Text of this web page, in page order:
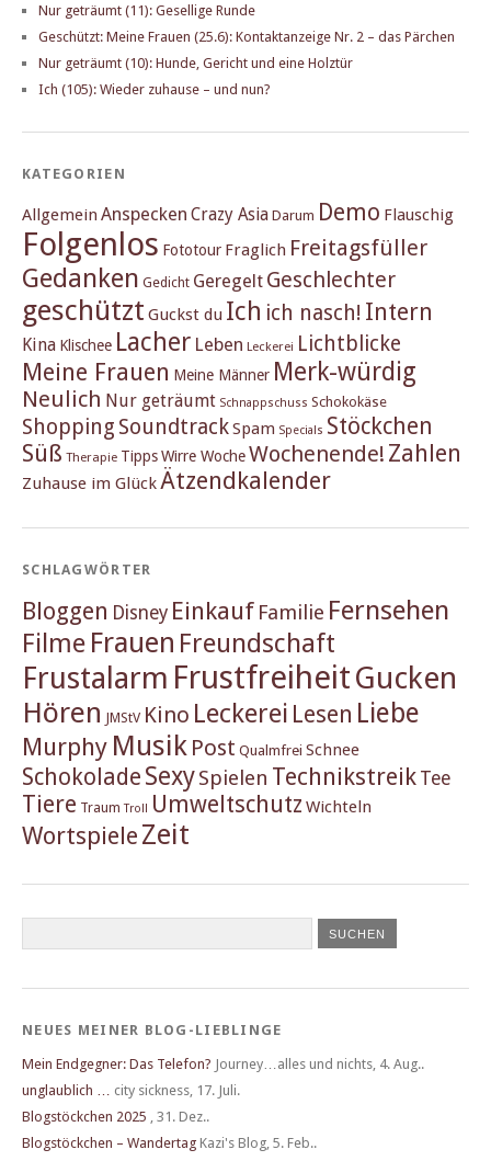
Nur geträumt (11): Gesellige Runde
Geschützt: Meine Frauen (25.6): Kontaktanzeige Nr. 2 – das Pärchen
Nur geträumt (10): Hunde, Gericht und eine Holztür
Ich (105): Wieder zuhause – und nun?
KATEGORIEN
Allgemein Anspecken Crazy Asia Darum Demo Flauschig
Folgenlos Fototour Fraglich Freitagsfüller
Gedanken Gedicht Geregelt Geschlechter
geschützt Guckst du Ich ich nasch! Intern
Kina Klischee Lacher Leben Leckerei Lichtblicke
Meine Frauen Meine Männer Merk-würdig
Neulich Nur geträumt Schnappschuss Schokokäse
Shopping SoundtrackSpam Specials Stöckchen
Süß Therapie TippsWirre WocheWochenende! Zahlen
Zuhause im Glück Ätzendkalender
SCHLAGWÖRTER
Bloggen Disney Einkauf Familie Fernsehen
Filme Frauen Freundschaft
Frustalarm FrustfreiheitGucken
Hören JMStV Kino Leckerei Lesen Liebe
Murphy Musik Post Qualmfrei Schnee
Schokolade SexySpielen Technikstreik Tee
Tiere Traum Troll Umweltschutz Wichteln
Wortspiele Zeit
NEUES MEINER BLOG-LIEBLINGE
Mein Endgegner: Das Telefon? Journey…alles und nichts 4. Aug..
unglaublich …
city sickness 17. Juli.
Blogstöckchen 2025
31. Dez..
Blogstöckchen – Wandertag Kazi's Blog 5. Feb..